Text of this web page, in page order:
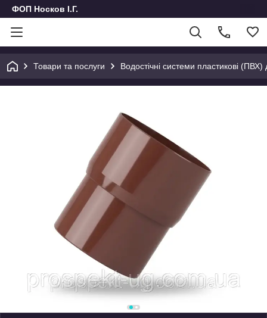
ФОП Носков І.Г.
Товари та послуги Водостічні системи пластикові (ПВХ)